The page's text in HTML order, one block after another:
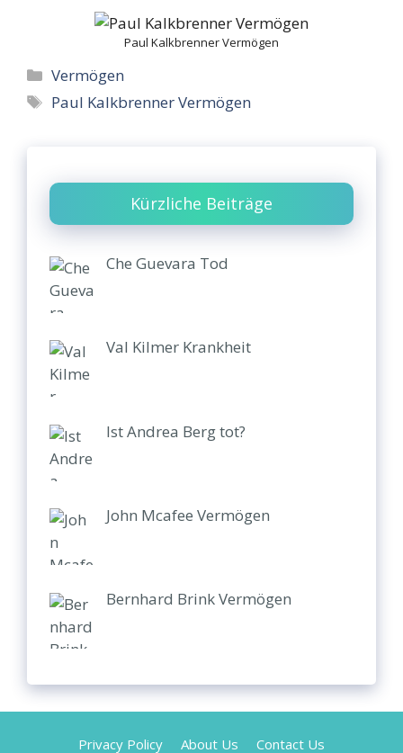
Paul Kalkbrenner Vermögen
Categories
Vermögen
Tags
Paul Kalkbrenner Vermögen
Kürzliche Beiträge
Che Guevara Tod
Val Kilmer Krankheit
Ist Andrea Berg tot?
John Mcafee Vermögen
Bernhard Brink Vermögen
Privacy Policy About Us Contact Us